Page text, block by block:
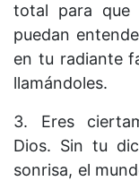
total para que
puedan
en tu radiante
llamándoles.
3. Eres
Dios. Sin tu
sonrisa, el